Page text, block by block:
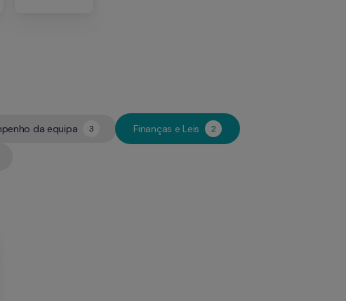
da equipa 3
3 Finanças e Leis 2
2